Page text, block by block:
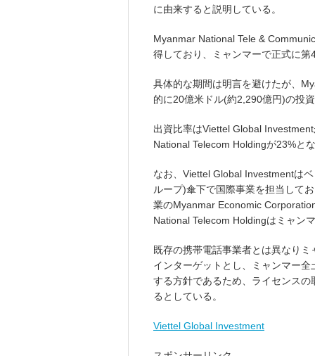
に由来すると説明している。
Myanmar National Tele &
得しており、ミャンマーで正式に第
具体的な期間は明言を避けたが、
的に20億米ドル(約2,290億円)の投
出資比率はViettel Global
National Telecom Holdingが23%とな
なお、Viettel Global Investmentは
ループ)傘下で国際事業を担当して
業のMyanmar Economic
National Telecom Holdingはミャン
既存の携帯電話事業者とは異なり
インターゲットとし、ミャンマー
する方針であるため、ライセンス
るとしている。
Viettel Global Investment